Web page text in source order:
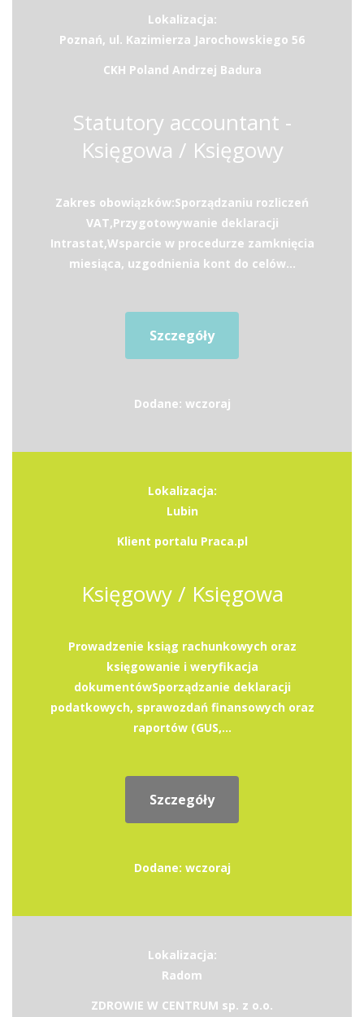
Lokalizacja:
Poznań, ul. Kazimierza Jarochowskiego 56
CKH Poland Andrzej Badura
Statutory accountant -
Księgowa / Księgowy
Zakres obowiązków:Sporządzaniu rozliczeń
VAT,Przygotowywanie deklaracji
Intrastat,Wsparcie w procedurze zamknięcia
miesiąca, uzgodnienia kont do celów...
Szczegóły
Dodane: wczoraj
Lokalizacja:
Lubin
Klient portalu Praca.pl
Księgowy / Księgowa
Prowadzenie ksiąg rachunkowych oraz
księgowanie i weryfikacja
dokumentówSporządzanie deklaracji
podatkowych, sprawozdań finansowych oraz
raportów (GUS,...
Szczegóły
Dodane: wczoraj
Lokalizacja:
Radom
ZDROWIE W CENTRUM sp. z o.o.